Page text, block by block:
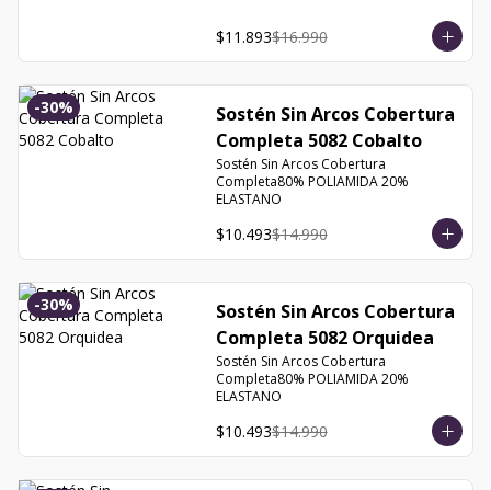
$11.893$16.990
-30%
Sostén Sin Arcos Cobertura
Completa 5082 Cobalto
Sostén Sin Arcos Cobertura
Completa80% POLIAMIDA 20%
ELASTANO
$10.493$14.990
-30%
Sostén Sin Arcos Cobertura
Completa 5082 Orquidea
Sostén Sin Arcos Cobertura
Completa80% POLIAMIDA 20%
ELASTANO
$10.493$14.990